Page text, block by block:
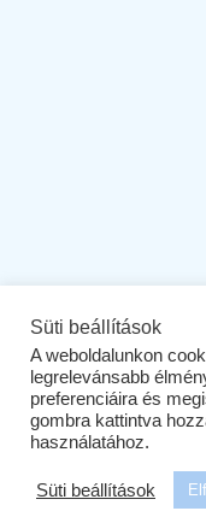
Süti beállítások
A weboldalunkon
legrelevánsabb
preferenciáira és
gombra kattintva
használatához.
Süti beállítások